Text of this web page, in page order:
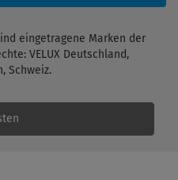
eingetragene Marken der
VELUX Deutschland,
Schweiz.